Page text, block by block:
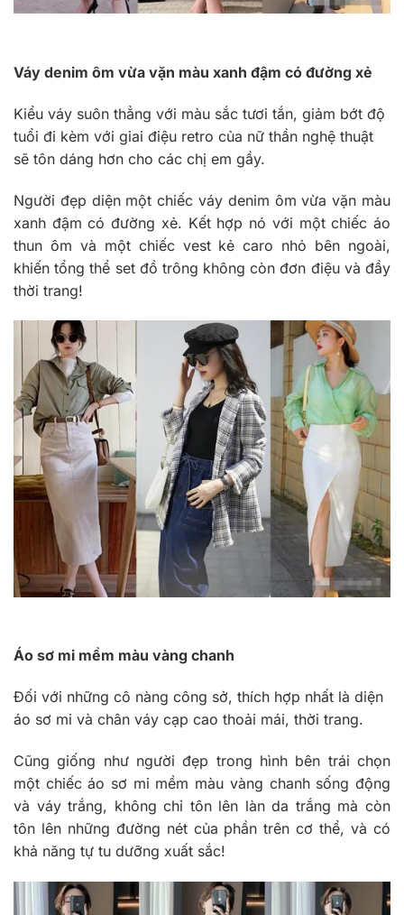
Váy denim ôm vừa vặn màu xanh đậm có đường xẻ
Kiểu váy suôn thẳng với màu sắc tươi tắn, giảm bớt độ
tuổi đi kèm với giai điệu retro của nữ thần nghệ thuật
sẽ tôn dáng hơn cho các chị em gầy.
Người đẹp diện một chiếc váy denim ôm vừa vặn màu
xanh đậm có đường xẻ. Kết hợp nó với một chiếc áo
thun ôm và một chiếc vest kẻ caro nhỏ bên ngoài,
khiến tổng thể set đồ trông không còn đơn điệu và đầy
thời trang!
Áo sơ mi mềm màu vàng chanh
Đối với những cô nàng công sở, thích hợp nhất là diện
áo sơ mi và chân váy cạp cao thoải mái, thời trang.
Cũng giống như người đẹp trong hình bên trái chọn
một chiếc áo sơ mi mềm màu vàng chanh sống động
và váy trắng, không chỉ tôn lên làn da trắng mà còn
tôn lên những đường nét của phần trên cơ thể, và có
khả năng tự tu dưỡng xuất sắc!